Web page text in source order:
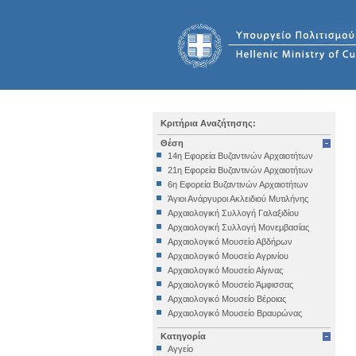
Κριτήρια Αναζήτησης:
Θέση
14η Εφορεία Βυζαντινών Αρχαιοτήτων
21η Εφορεία Βυζαντινών Αρχαιοτήτων
6η Εφορεία Βυζαντινών Αρχαιοτήτων
Άγιοι Ανάργυροι Ακλειδιού Μυτιλήνης
Αρχαιολογική Συλλογή Γαλαξιδίου
Αρχαιολογική Συλλογή Μονεμβασίας
Αρχαιολογικό Μουσείο Αβδήρων
Αρχαιολογικό Μουσείο Αγρινίου
Αρχαιολογικό Μουσείο Αίγινας
Αρχαιολογικό Μουσείο Άμφισσας
Αρχαιολογικό Μουσείο Βέροιας
Αρχαιολογικό Μουσείο Βραυρώνας
Αρχαιολογικό Μουσείο Δελφών
Αρχαιολογικό Μουσείο Ηγουμενίτσας
Κατηγορία
Αγγείο